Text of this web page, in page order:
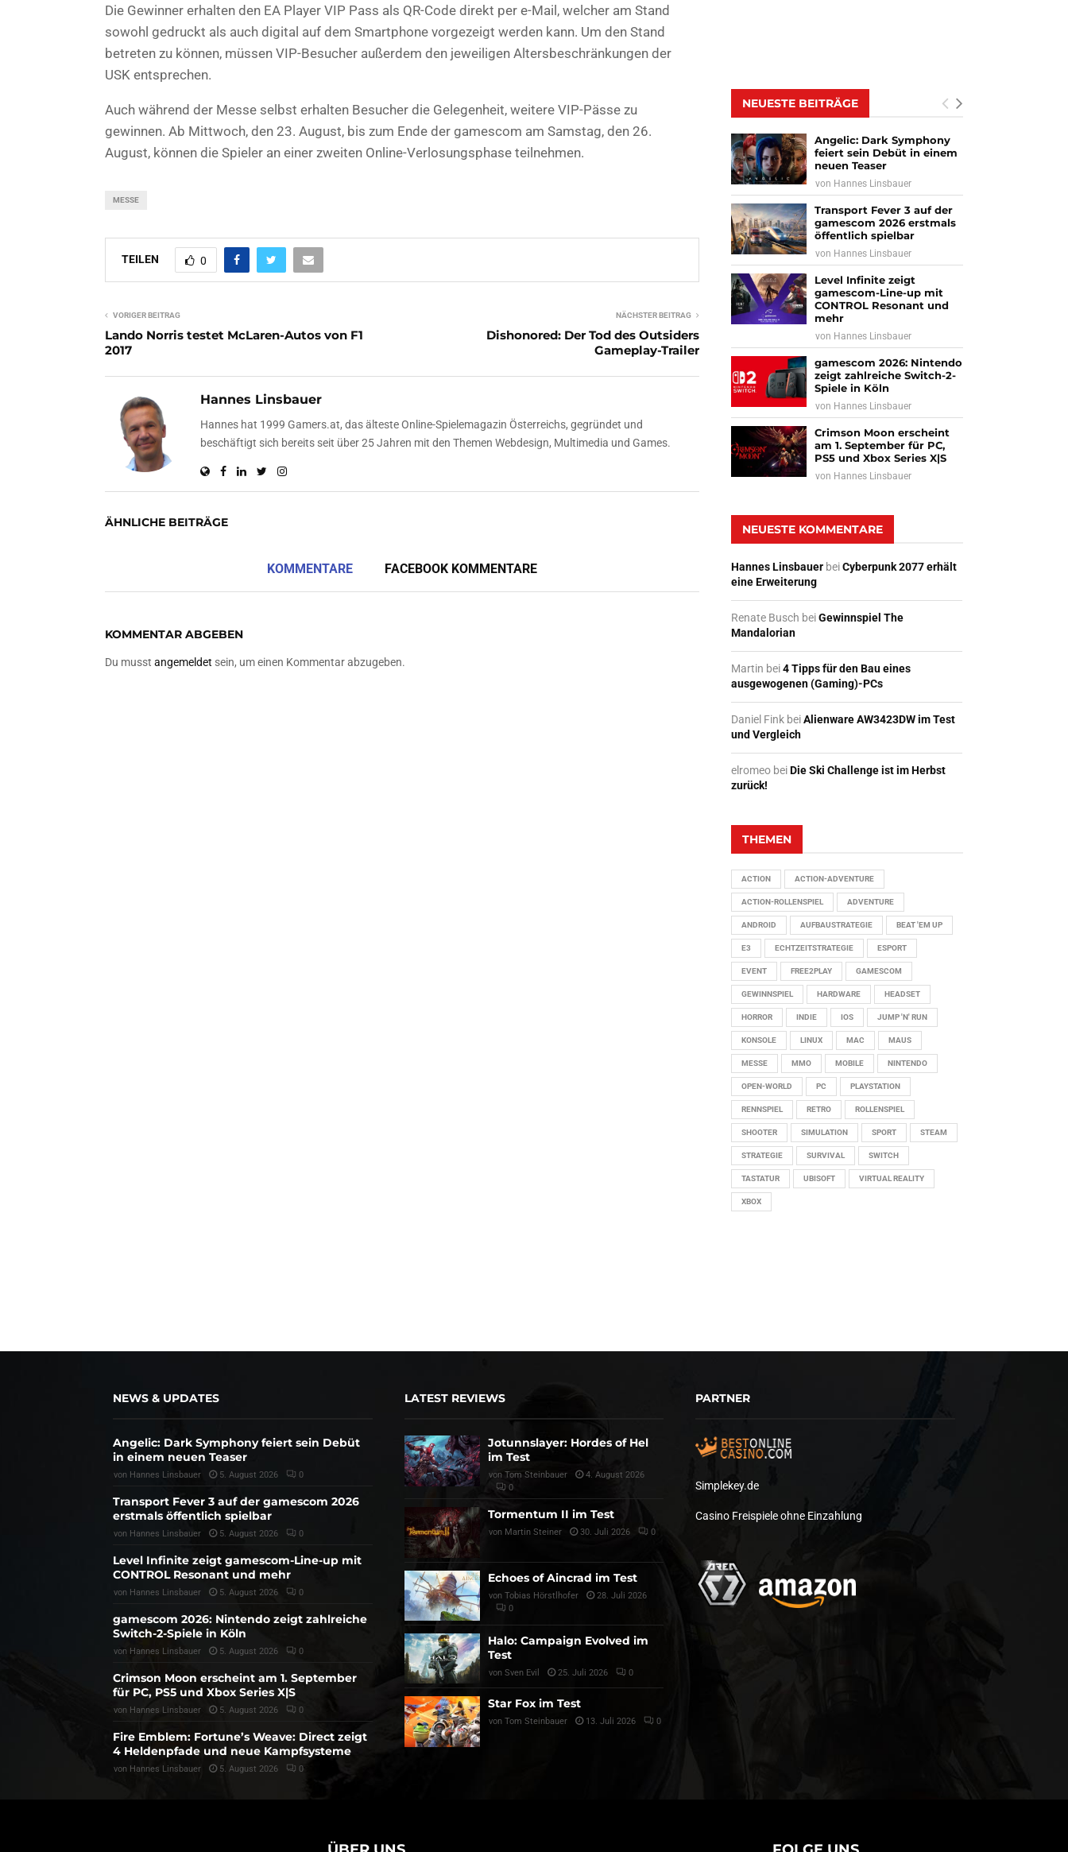
Die Gewinner erhalten den EA Player VIP Pass als QR-Code direkt per e-Mail, welcher am Stand
sowohl gedruckt als auch digital auf dem Smartphone vorgezeigt werden kann. Um den Stand
betreten zu können, müssen VIP-Besucher außerdem den jeweiligen Altersbeschränkungen der
USK entsprechen.
Auch während der Messe selbst erhalten Besucher die Gelegenheit, weitere VIP-Pässe zu
gewinnen. Ab Mittwoch, den 23. August, bis zum Ende der gamescom am Samstag, den 26.
August, können die Spieler an einer zweiten Online-Verlosungsphase teilnehmen.
MESSE
TEILEN 0
VORIGER BEITRAG
Lando Norris testet McLaren-Autos von F1
2017
NÄCHSTER BEITRAG
Dishonored: Der Tod des Outsiders
Gameplay-Trailer
Hannes Linsbauer
Hannes hat 1999 Gamers.at, das älteste Online-Spielemagazin Österreichs, gegründet und
beschäftigt sich bereits seit über 25 Jahren mit den Themen Webdesign, Multimedia und Games.
ÄHNLICHE BEITRÄGE
KOMMENTARE FACEBOOK KOMMENTARE
KOMMENTAR ABGEBEN
Du musst angemeldet sein, um einen Kommentar abzugeben.
NEUESTE BEITRÄGE
Angelic: Dark Symphony
feiert sein Debüt in einem
neuen Teaser
von Hannes Linsbauer
Transport Fever 3 auf der
gamescom 2026 erstmals
öffentlich spielbar
von Hannes Linsbauer
Level Infinite zeigt
gamescom-Line-up mit
CONTROL Resonant und
mehr
von Hannes Linsbauer
gamescom 2026: Nintendo
zeigt zahlreiche Switch-2-
Spiele in Köln
von Hannes Linsbauer
Crimson Moon erscheint
am 1. September für PC,
PS5 und Xbox Series X|S
von Hannes Linsbauer
NEUESTE KOMMENTARE
Hannes Linsbauer beiCyberpunk 2077 erhält
eine Erweiterung
Renate Busch beiGewinnspiel The
Mandalorian
Martin bei4 Tipps für den Bau eines
ausgewogenen (Gaming)-PCs
Daniel Fink beiAlienware AW3423DW im Test
und Vergleich
elromeo beiDie Ski Challenge ist im Herbst
zurück!
THEMEN
ACTION ACTION-ADVENTURE
ACTION-ROLLENSPIEL ADVENTURE
ANDROID AUFBAUSTRATEGIE BEAT 'EM UP
E3 ECHTZEITSTRATEGIE ESPORT
EVENT FREE2PLAY GAMESCOM
GEWINNSPIEL HARDWARE HEADSET
HORROR INDIE IOS JUMP 'N' RUN
KONSOLE LINUX MAC MAUS
MESSE MMO MOBILE NINTENDO
OPEN-WORLD PC PLAYSTATION
RENNSPIEL RETRO ROLLENSPIEL
SHOOTER SIMULATION SPORT STEAM
STRATEGIE SURVIVAL SWITCH
TASTATUR UBISOFT VIRTUAL REALITY
XBOX
NEWS & UPDATES
Angelic: Dark Symphony feiert sein Debüt
in einem neuen Teaser
von Hannes Linsbauer 5. August 2026 0
Transport Fever 3 auf der gamescom 2026
erstmals öffentlich spielbar
von Hannes Linsbauer 5. August 2026 0
Level Infinite zeigt gamescom-Line-up mit
CONTROL Resonant und mehr
von Hannes Linsbauer 5. August 2026 0
gamescom 2026: Nintendo zeigt zahlreiche
Switch-2-Spiele in Köln
von Hannes Linsbauer 5. August 2026 0
Crimson Moon erscheint am 1. September
für PC, PS5 und Xbox Series X|S
von Hannes Linsbauer 5. August 2026 0
Fire Emblem: Fortune’s Weave: Direct zeigt
4 Heldenpfade und neue Kampfsysteme
von Hannes Linsbauer 5. August 2026 0
LATEST REVIEWS
Jotunnslayer: Hordes of Hel
im Test
von Tom Steinbauer
4. August 2026
0
Tormentum II im Test
von Martin Steiner 30. Juli 2026 0
Echoes of Aincrad im Test
von Tobias Hörstlhofer
28. Juli 2026
0
Halo: Campaign Evolved im
Test
von Sven Evil 25. Juli 2026 0
Star Fox im Test
von Tom Steinbauer 13. Juli 2026 0
PARTNER
Simplekey.de
Casino Freispiele ohne Einzahlung